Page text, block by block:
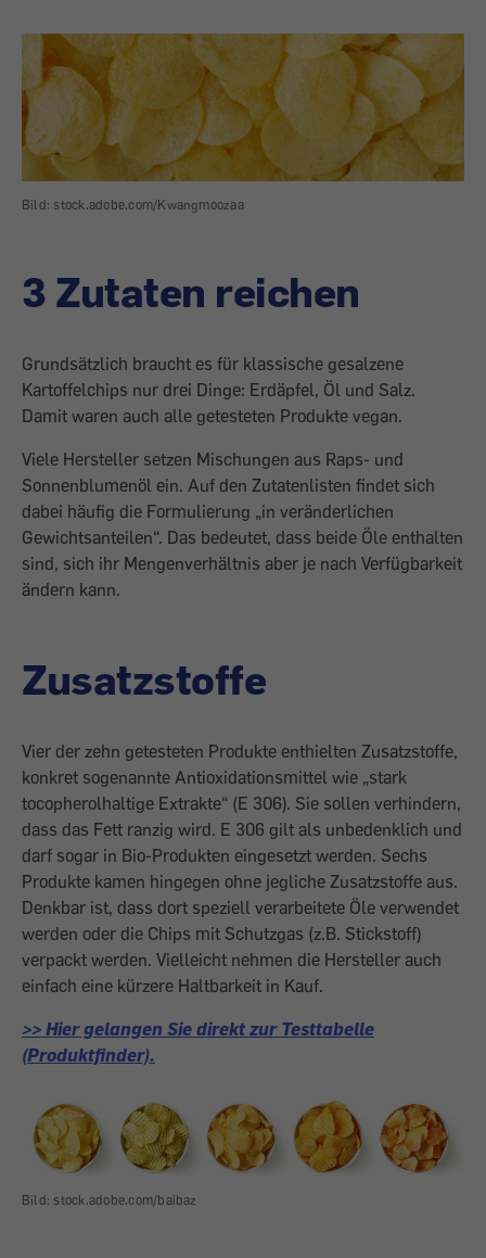
Bild: stock.adobe.com/Kwangmoozaa
3 Zutaten reichen
Grundsätzlich braucht es für klassische gesalzene
Kartoffelchips nur drei Dinge: Erdäpfel, Öl und Salz.
Damit waren auch alle getesteten Produkte vegan.
Viele Hersteller setzen Mischungen aus Raps- und
Sonnenblumenöl ein. Auf den Zutatenlisten findet sich
dabei häufig die Formulierung „in veränderlichen
Gewichtsanteilen“. Das bedeutet, dass beide Öle enthalten
sind, sich ihr Mengenverhältnis aber je nach Verfügbarkeit
ändern kann.
Zusatzstoffe
Vier der zehn getesteten Produkte enthielten Zusatzstoffe,
konkret sogenannte Antioxidationsmittel wie „stark
tocopherolhaltige Extrakte“ (E 306). Sie sollen verhindern,
dass das Fett ranzig wird. E 306 gilt als unbedenklich und
darf sogar in Bio-Produkten eingesetzt werden. Sechs
Produkte kamen hingegen ohne jegliche Zusatzstoffe aus.
Denkbar ist, dass dort speziell verarbeitete Öle verwendet
werden oder die Chips mit Schutzgas (z.B. Stickstoff)
verpackt werden. Vielleicht nehmen die Hersteller auch
einfach eine kürzere Haltbarkeit in Kauf.
>> Hier gelangen Sie direkt zur Testtabelle
(Produktfinder).
Bild: stock.adobe.com/baibaz